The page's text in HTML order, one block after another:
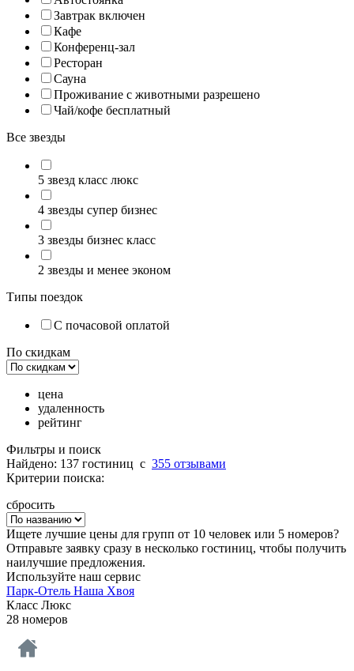
Завтрак включен
Кафе
Конференц-зал
Ресторан
Сауна
Проживание с животными разрешено
Чай/кофе бесплатный
Все звезды
5 звезд класс люкс
4 звезды супер бизнес
3 звезды бизнес класс
2 звезды и менее эконом
Типы поездок
С почасовой оплатой
По скидкам
цена
удаленность
рейтинг
Фильтры и поиск
Найдено: 137 гостиниц c 355 отзывами
Критерии поиска:
сбросить
Ищете лучшие цены для групп от 10 человек или 5 номеров?
Отправьте заявку сразу в несколько гостиниц, чтобы получить
наилучшие предложения.
Используйте наш сервис
Парк-Отель Наша Хвоя
Класс Люкс
28 номеров